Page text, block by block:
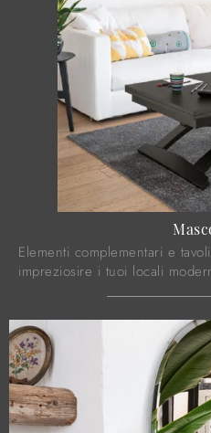
Elementi complementari e
impreziosire i tuoi locali